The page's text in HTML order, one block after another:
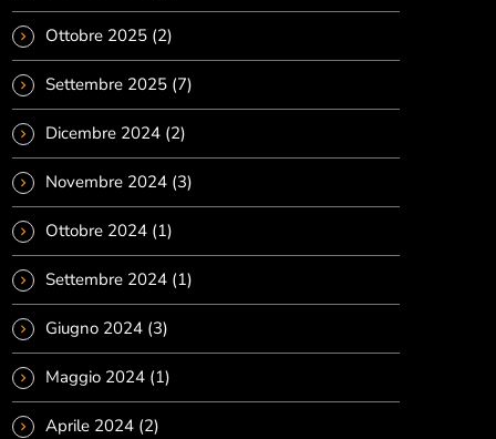
Ottobre 2025 (2)
Settembre 2025 (7)
Dicembre 2024 (2)
Novembre 2024 (3)
Ottobre 2024 (1)
Settembre 2024 (1)
Giugno 2024 (3)
Maggio 2024 (1)
Aprile 2024 (2)